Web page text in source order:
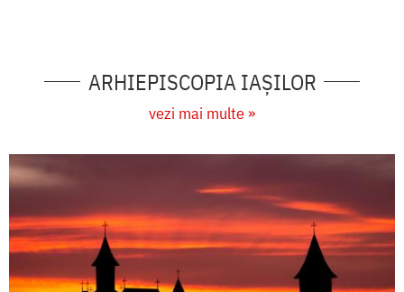
ARHIEPISCOPIA IAŞILOR
vezi mai multe »